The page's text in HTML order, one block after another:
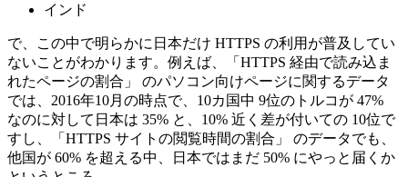
インド
で、この中で明らかに日本だけ HTTPS の利用が普及してい
ないことがわかります。例えば、「HTTPS 経由で読み込ま
れたページの割合」 のパソコン向けページに関するデータ
では、2016年10月の時点で、10カ国中 9位のトルコが 47%
なのに対して日本は 35% と、10% 近く差が付いての 10位で
すし、「HTTPS サイトの閲覧時間の割合」 のデータでも、
他国が 60% を超える中、日本ではまだ 50% にやっと届くか